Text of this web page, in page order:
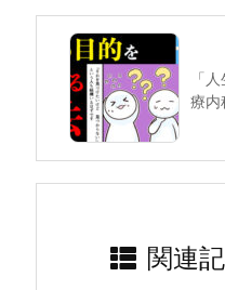
「
療内
関連